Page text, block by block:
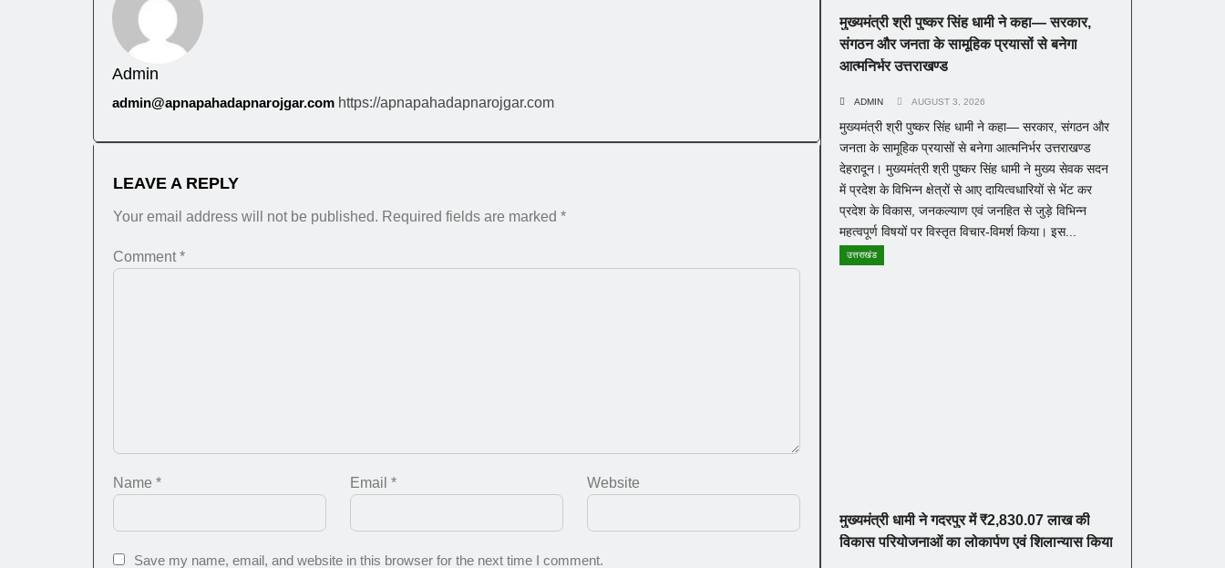
Admin
admin@apnapahadapnarojgar.com https://apnapahadapnarojgar.com
LEAVE A REPLY
Your email address will not be published. Required fields are marked *
Comment*
Name * Email* Website
Save my name, email, and website in this browser for the next time I comment.
मुख्यमंत्री श्री पुष्कर सिंह धामी ने कहा— सरकार,
संगठन और जनता के सामूहिक प्रयासों से बनेगा
आत्मनिर्भर उत्तराखण्ड
ADMIN AUGUST 3, 2026
मुख्यमंत्री श्री पुष्कर सिंह धामी ने कहा— सरकार, संगठन और
जनता के सामूहिक प्रयासों से बनेगा आत्मनिर्भर उत्तराखण्ड
देहरादून। मुख्यमंत्री श्री पुष्कर सिंह धामी ने मुख्य सेवक सदन
में प्रदेश के विभिन्न क्षेत्रों से आए दायित्वधारियों से भेंट कर
प्रदेश के विकास, जनकल्याण एवं जनहित से जुड़े विभिन्न
महत्वपूर्ण विषयों पर विस्तृत विचार-विमर्श किया। इस...
उत्तराखंड
मुख्यमंत्री धामी ने गदरपुर में ₹2,830.07 लाख की
विकास परियोजनाओं का लोकार्पण एवं शिलान्यास किया